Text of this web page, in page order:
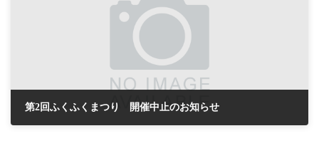
第2回ふくふくまつり 開催中止のお知らせ